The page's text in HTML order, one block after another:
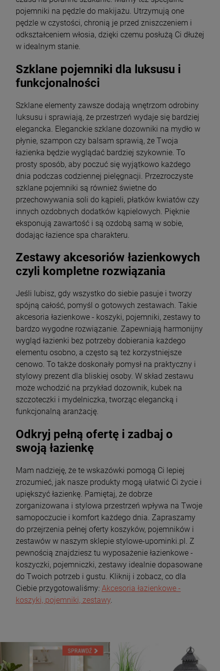
pojemniki na pędzle do makijażu. Utrzymują one
pędzle w czystości, chronią je przed zniszczeniem i
odkształceniem włosia, dzięki czemu posłużą Ci dłużej
w idealnym stanie.
Szklane pojemniki dla luksusu i
funkcjonalności
Szklane elementy zawsze dodają wnętrzom odrobiny
luksusu i sprawiają, że przestrzeń wydaje się bardziej
elegancka. Eleganckie szklane dozowniki na mydło w
płynie, szampon czy balsam sprawią, że Twoja
łazienka będzie wyglądać bardziej szykownie. To
prosty sposób, aby poczuć się wyjątkowo każdego
dnia podczas codziennej pielęgnacji. Przezroczyste
szklane pojemniki są również świetne do
przechowywania soli do kąpieli, płatków kwiatów czy
innych ozdobnych dodatków kąpielowych. Pięknie
eksponują zawartość i są ozdobą samą w sobie,
dodając łazience spa charakteru.
Zestawy akcesoriów łazienkowych
czyli kompletne rozwiązania
Jeśli lubisz, gdy wszystko do siebie pasuje i tworzy
spójną całość, pomyśl o gotowych zestawach. Takie
akcesoria łazienkowe - koszyki, pojemniki, zestawy to
bardzo wygodne rozwiązanie. Zapewniają harmonijny
wygląd łazienki bez potrzeby dobierania każdego
elementu osobno, a często są też korzystniejsze
cenowo. To także doskonały pomysł na praktyczny i
stylowy prezent dla bliskiej osoby. W skład zestawu
może wchodzić na przykład dozownik, kubek na
szczoteczki i mydelniczka, tworząc elegancką i
funkcjonalną aranżację.
Odkryj pełną ofertę i zadbaj o
swoją łazienkę
Mam nadzieję, że te wskazówki pomogą Ci lepiej
zrozumieć, jak nasze produkty mogą ułatwić Ci życie i
upiększyć łazienkę. Pamiętaj, że dobrze
zorganizowana i stylowa przestrzeń wpływa na Twoje
samopoczucie i komfort każdego dnia. Zapraszamy
do przejrzenia pełnej oferty koszyków, pojemników i
zestawów w naszym sklepie stylowe-upominki.pl. Z
pewnością znajdziesz tu wyposażenie łazienkowe -
koszyczki, pojemniczki, zestawy idealnie dopasowane
do Twoich potrzeb i gustu. Kliknij i zobacz, co dla
Ciebie przygotowaliśmy: Akcesoria łazienkowe -
koszyki, pojemniki, zestawy.